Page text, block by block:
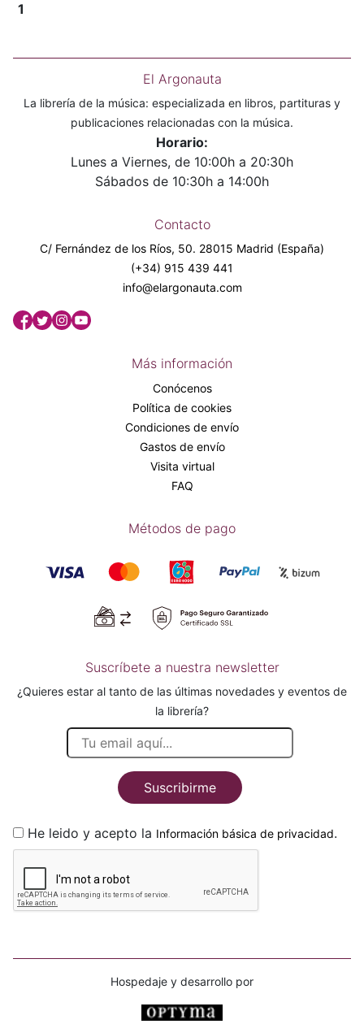
1
El Argonauta
La librería de la música: especializada en libros, partituras y
publicaciones relacionadas con la música.
Horario:
Lunes a Viernes, de 10:00h a 20:30h
Sábados de 10:30h a 14:00h
Contacto
C/ Fernández de los Ríos, 50. 28015 Madrid (España)
(+34) 915 439 441
info@elargonauta.com
Más información
Conócenos
Política de cookies
Condiciones de envío
Gastos de envío
Visita virtual
FAQ
Métodos de pago
Suscríbete a nuestra newsletter
¿Quieres estar al tanto de las últimas novedades y eventos de
la librería?
Suscribirme
He leido y acepto la Información básica de privacidad.
Hospedaje y desarrollo por